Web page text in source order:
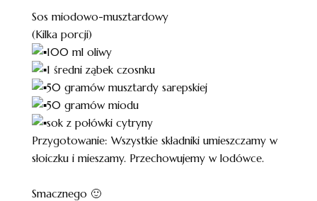
Sos miodowo-musztardowy
(Kilka porcji)
100 ml oliwy
1 średni ząbek czosnku
50 gramów musztardy sarepskiej
50 gramów miodu
sok z połówki cytryny
Przygotowanie: Wszystkie składniki umieszczamy w
słoiczku i mieszamy. Przechowujemy w lodówce.
Smacznego 🙂